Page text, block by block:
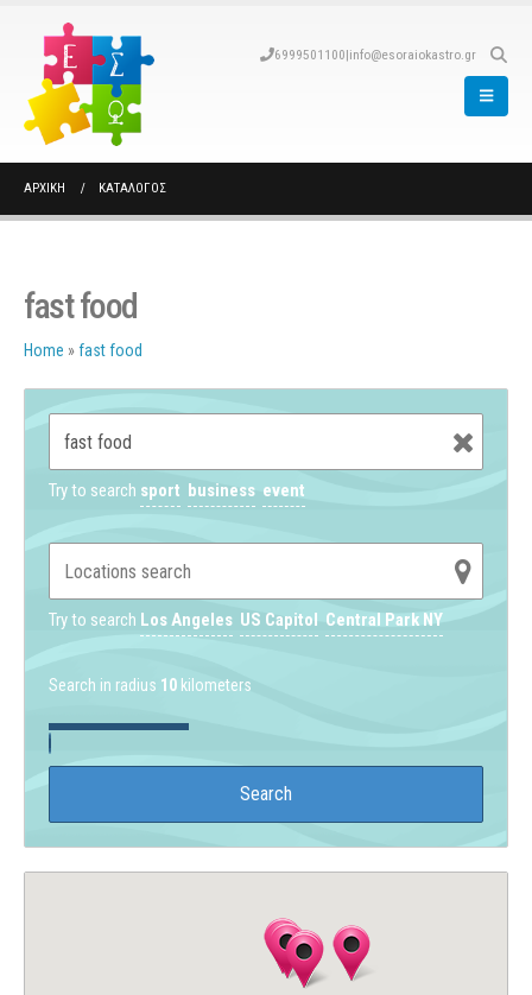
6999501100|info@esoraiokastro.gr
ΑΡΧΙΚΉ ΚΑΤΆΛΟΓΟΣ
fast food
Home »fast food
Try to search sport business event
Try to search Los Angeles US Capitol Central Park NY
Search in radius 10 kilometers